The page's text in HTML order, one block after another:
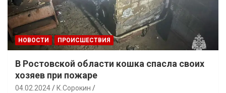
НОВОСТИ ПРОИСШЕСТВИЯ
В Ростовской области кошка спасла своих
хозяев при пожаре
04.02.2024 К.Сорокин